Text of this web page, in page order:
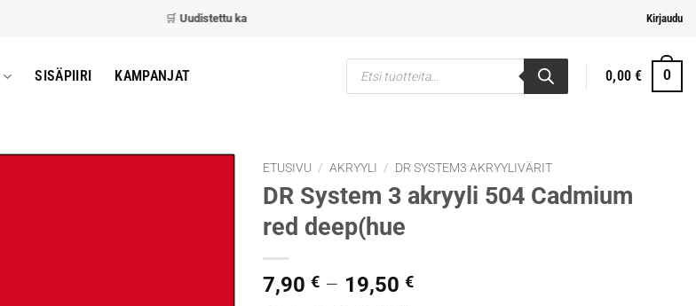
Uudistettu kassa– nopeampi ja helpompi maksaminen Kirjaudu
SISÄPIIRI KAMPANJAT
Products
search
0,00€ 0
ETUSIVU / AKRYYLI / DR SYSTEM3 AKRYYLIVÄRIT
DR System 3 akryyli 504 Cadmium
red deep(hue
7,90 € – 19,50 €Hintaluokka: